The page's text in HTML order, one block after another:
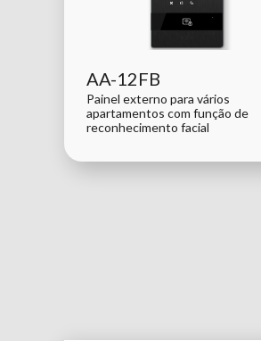
AA-12FB
Painel externo para vários
apartamentos com função de
reconhecimento facial